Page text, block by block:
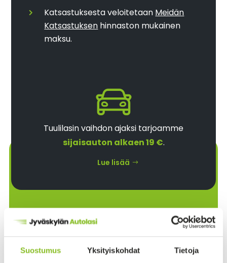
Suostumus Yksityiskohdat Tietoja
Katsastuksesta veloitetaan Meidän
Katsastuksen hinnaston mukainen
maksu.
Tuulilasin vaihdon ajaksi tarjoamme
sijaisauton alkaen 19 €.
Lue lisää
Pyydä tarjous soittamalla 040 566 1415tai